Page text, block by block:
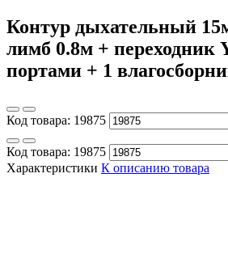
Контур дыхательный
лимб 0.8м + переходник
портами + 1
Код товара: 19875
Код товара: 19875
Характеристики К описанию товара